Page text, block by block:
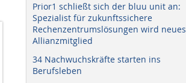
Prior1 schließt sich der bluu unit an:
Spezialist für zukunftssichere
Rechenzentrumslösungen wird neues
Allianzmitglied
34 Nachwuchskräfte starten ins
Berufsleben